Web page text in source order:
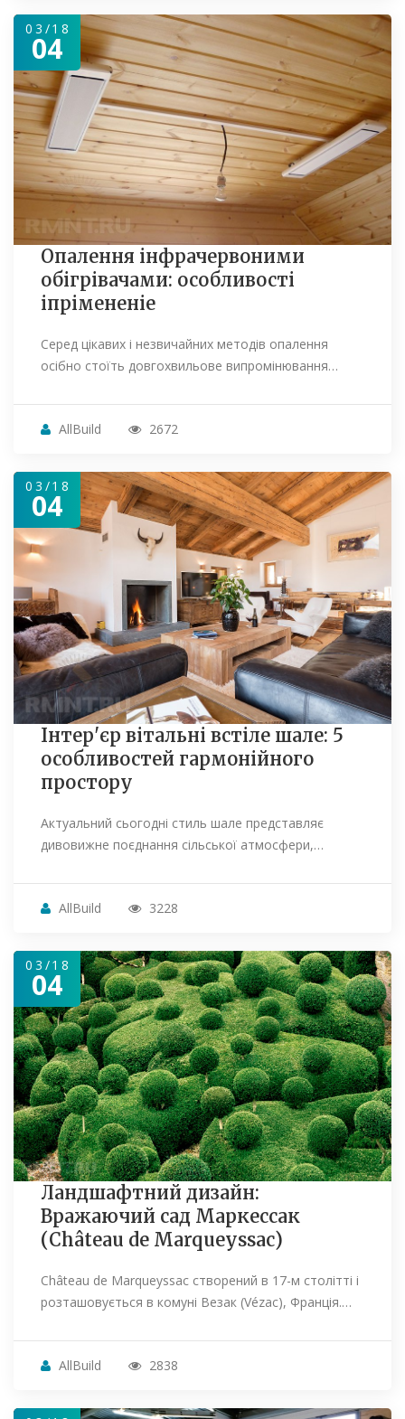
03/18
04
Опалення інфрачервоними
обігрівачами: особливості
іпрімененіе
Серед цікавих і незвичайних методів опалення
осібно стоїть довгохвильове випромінювання…
AllBuild 2672
03/18
04
Інтер'єр вітальні встіле шале: 5
особливостей гармонійного
простору
Актуальний сьогодні стиль шале представляє
дивовижне поєднання сільської атмосфери,…
AllBuild 3228
03/18
04
Ландшафтний дизайн:
Вражаючий сад Маркессак
(Château de Marqueyssac)
Château de Marqueyssac створений в 17-м столітті і
розташовується в комуні Везак (Vézac), Франція.…
AllBuild 2838